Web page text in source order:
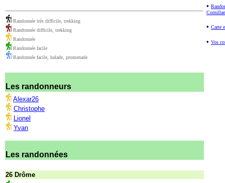
Randonnée très difficile, trekking
Randonnée difficile, trekking
Randonnée
Randonnée facile
Randonnée facile, balade, promenade
Les randonneurs
Alexar26
Christophe
Lionel
Yvan
Les randonnées
26 Drôme
•
• Carte
• Vos